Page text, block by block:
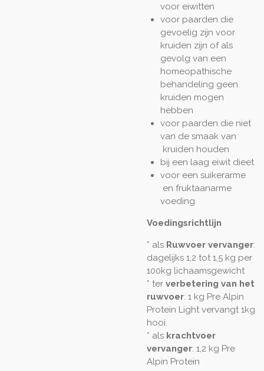
voor eiwitten
voor paarden die
gevoelig zijn voor
kruiden zijn of als
gevolg van een
homeopathische
behandeling geen
kruiden mogen
hebben
voor paarden die niet
van de smaak van
kruiden houden
bij een laag eiwit dieet
voor een suikerarme
en fruktaanarme
voeding
Voedingsrichtlijn
* als Ruwvoer vervanger:
dagelijks 1,2 tot 1,5 kg per
100kg lichaamsgewicht
* ter verbetering van het
ruwvoer: 1 kg Pre Alpin
Protein Light vervangt 1kg
hooi.
* als krachtvoer
vervanger: 1,2 kg Pre
Alpin Protein